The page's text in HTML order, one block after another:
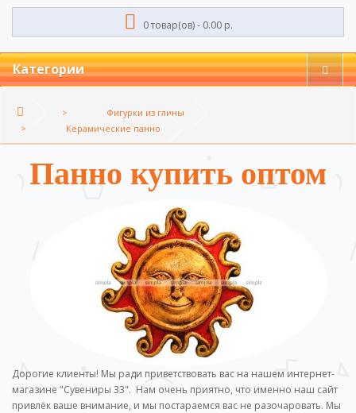
0 товар(ов) - 0.00 р.
Категории
Фигурки из глины
Керамические панно
Панно купить оптом
Дорогие клиенты! Мы ради приветствовать вас на нашем интернет-
магазине "Сувениры 33". Нам очень приятно, что именно наш сайт
привлёк ваше внимание, и мы постараемся вас не разочаровать. Мы